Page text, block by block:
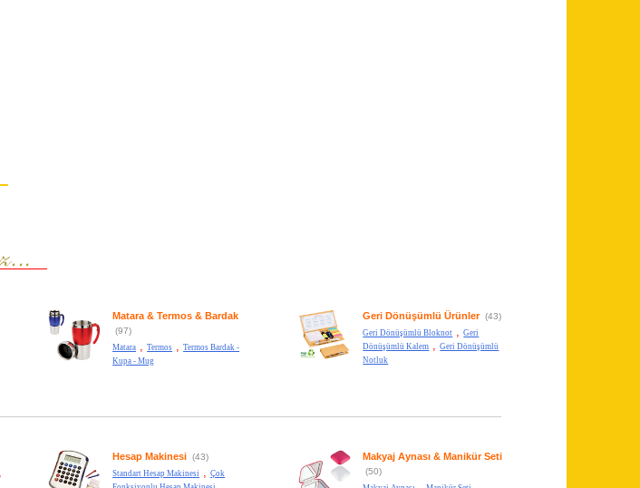
Matara & Termos & Bardak
(97)
Matara ,Termos ,Termos Bardak -
Kupa - Mug
Geri Dönüşümlü Ürünler(43)
Geri Dönüşümlü Bloknot ,Geri
Dönüşümlü Kalem
,Geri Dönüşümlü
Notluk
Hesap Makinesi (43)
Standart Hesap Makinesi ,Çok
Makyaj Aynası & Manikür Seti
(50)